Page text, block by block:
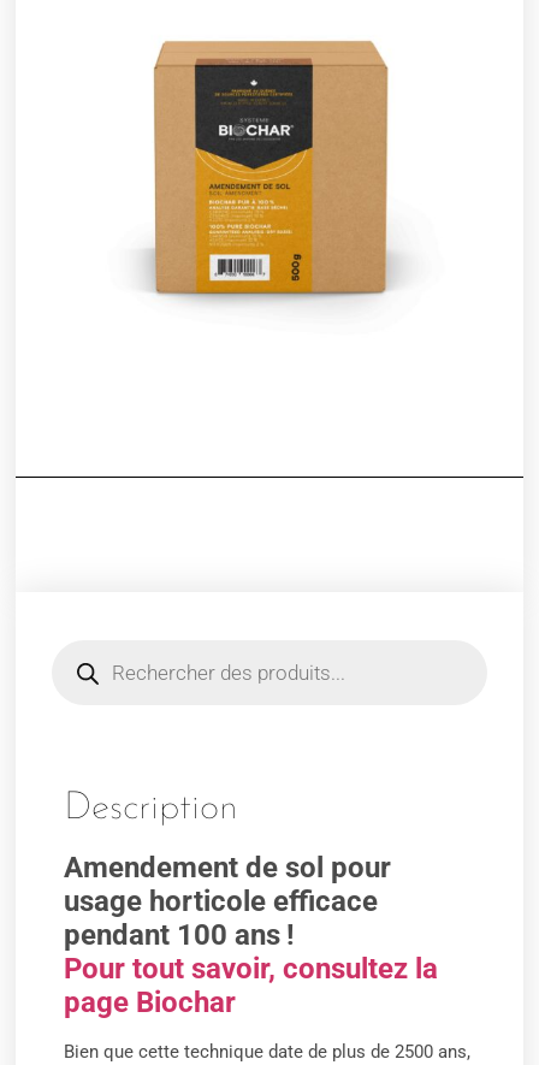
Description
Amendement de sol pour
usage horticole efficace
pendant 100 ans !
Pour tout savoir, consultez la
page Biochar
Bien que cette technique date de plus de 2500 ans,